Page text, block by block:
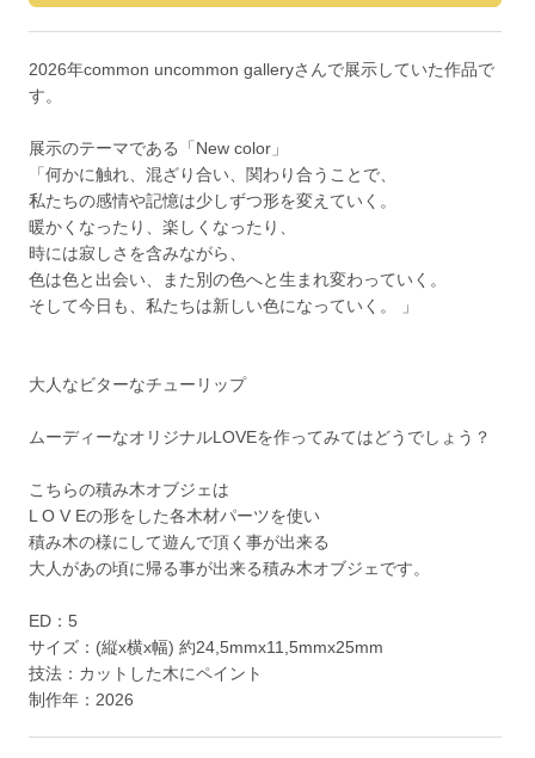
2026年common uncommon galleryさんで展示していた作品で
す。
展示のテーマである「New color」
「何かに触れ、混ざり合い、関わり合うことで、
私たちの感情や記憶は少しずつ形を変えていく。
暖かくなったり、楽しくなったり、
時には寂しさを含みながら、
色は色と出会い、また別の色へと生まれ変わっていく。
そして今日も、私たちは新しい色になっていく。 」
大人なビターなチューリップ
ムーディーなオリジナルLOVEを作ってみてはどうでしょう？
こちらの積み木オブジェは
L O V Eの形をした各木材パーツを使い
積み木の様にして遊んで頂く事が出来る
大人があの頃に帰る事が出来る積み木オブジェです。
ED：5
サイズ：(縦x横x幅) 約24,5mmx11,5mmx25mm
技法：カットした木にペイント
制作年：2026